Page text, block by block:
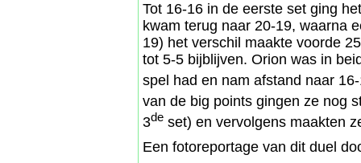
Tot 16-16 in de eerste set ging
kwam terug naar 20-19, waarna
19) het verschil maakte voorde
tot 5-5 bijblijven. Orion was in
spel had en nam afstand naar
van de big points gingen ze nog
3de set) en vervolgens maakten
Een fotoreportage van dit duel